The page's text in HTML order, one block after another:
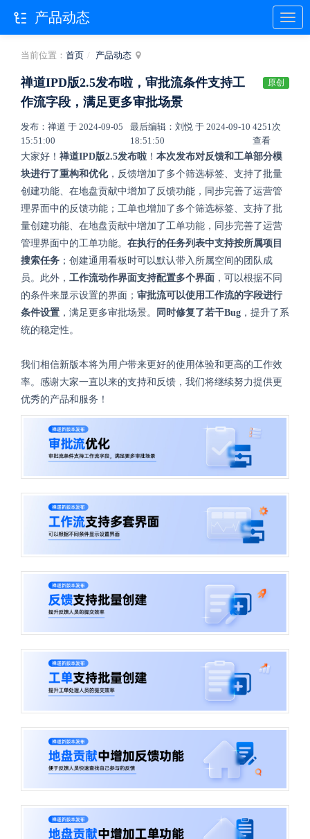
当前位置： 首页 产品动态
禅道IPD版2.5发布啦，审批流条件支持工
作流字段，满足更多审批场景
原创
发布：禅道 于 2024-09-05
15:51:00
最后编辑：刘悦 于 2024-09-10
18:51:50
4251次
查看
大家好！ 禅道IPD版2.5发布啦 ！ 本次发布对反馈和工单部分模
块进行了重构和优化，反馈增加了多个筛选标签、支持了批量
创建功能、在地盘贡献中增加了反馈功能，同步完善了运营管
理界面中的反馈功能；工单也增加了多个筛选标签、支持了批
量创建功能、在地盘贡献中增加了工单功能，同步完善了运营
管理界面中的工单功能。 在执行的任务列表中支持按所属项目
搜索任务 ；创建通用看板时可以默认带入所属空间的团队成
员。此外， 工作流动作界面支持配置多个界面 ，可以根据不同
的条件来显示设置的界面； 审批流可以使用工作流的字段进行
条件设置 ，满足更多审批场景。 同时修复了若干Bug ，提升了系
统的稳定性。
我们相信新版本将为用户带来更好的使用体验和更高的工作效
率。感谢大家一直以来的支持和反馈，我们将继续努力提供更
优秀的产品和服务！
产品动态